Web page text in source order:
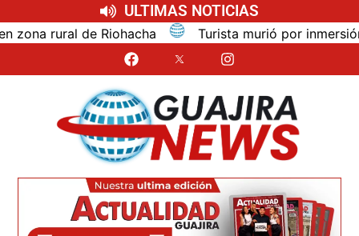
ULTIMAS NOTICIAS
rural de Riohacha Turista murió por inmersión